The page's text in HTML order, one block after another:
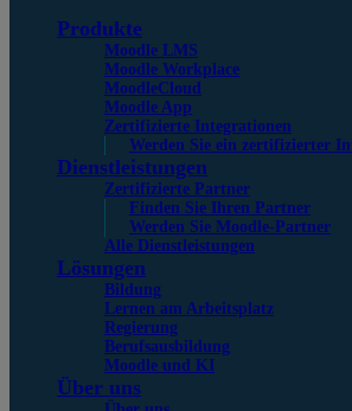
Produkte
Moodle LMS
Moodle Workplace
MoodleCloud
Moodle App
Zertifizierte Integrationen
Werden Sie ein zertifizierter
Dienstleistungen
Zertifizierte Partner
Finden Sie Ihren Partner
Werden Sie Moodle-Partner
Alle Dienstleistungen
Lösungen
Bildung
Lernen am Arbeitsplatz
Regierung
Berufsausbildung
Moodle und KI
Über uns